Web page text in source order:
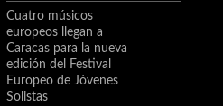
Cuatro músicos
europeos llegan a
Caracas para la nueva
edición del Festival
Europeo de Jóvenes
Solistas